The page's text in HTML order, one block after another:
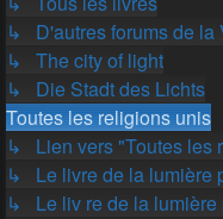
↳ D'autres forums de la
↳ The city of light
↳ Die Stadt des Lichts
Toutes les religions unis
↳ Lien vers "Toutes les
↳ Le livre de la lumière
↳ Le liv re de la lumière